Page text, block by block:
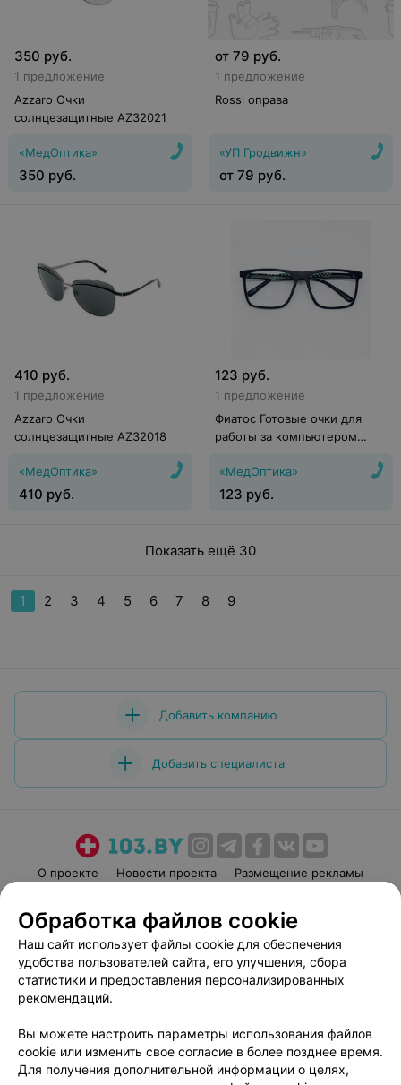
350 руб.
1 предложение
Azzaro Очки
солнцезащитные AZ32021
«МедОптика»
350 руб.
от 79 руб.
1 предложение
Rossi оправа
«УП Гродвижн»
от 79 руб.
410 руб.
1 предложение
Azzaro Очки
солнцезащитные AZ32018
«МедОптика»
410 руб.
123 руб.
1 предложение
Фиатос Готовые очки для
работы за компьютером
«МедОптика»
123 руб.
Показать ещё 30
1 2 3 4 5 6 7 8 9
Добавить компанию
Добавить специалиста
О проекте Новости проекта
Размещение рекламы
Пользовательское соглашение
Способы оплаты
Вакансии
Партнеры
Написать руководителю 103.by
Обработка персональных данных
Обработка файлов cookie
Наш сайт использует файлы cookie для обеспечения
удобства пользователей сайта, его улучшения, сбора
статистики и предоставления персонализированных
рекомендаций.
Вы можете настроить параметры использования файлов
cookie или изменить свое согласие в более позднее время.
Для получения дополнительной информации о целях,